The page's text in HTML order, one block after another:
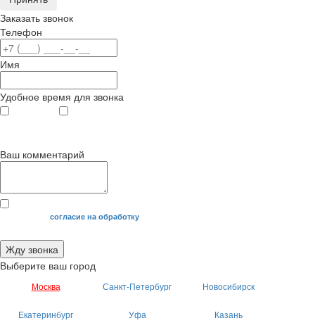
Заказать звонок
Телефон
Имя
Удобное время для звонка
Ваш комментарий
Я даю своесогласие на обработку
Жду звонка
Выберите ваш город
Москва Санкт-Петербург Новосибирск
Екатеринбург Уфа Казань